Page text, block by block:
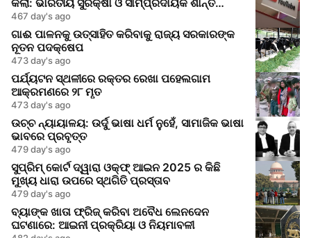
ଉପରେ ଭ୍ରମ ତଥ୍ୟ ପ୍ରଚାର
467 day's ago
ଗାଈ ପାଳନକୁ ଉତ୍ସାହିତ କରିବାକୁ ରାଜ୍ୟ ସରକାରଙ୍କ
ନୂତନ ପଦକ୍ଷେପ
473 day's ago
ପର୍ଯ୍ୟଟନ ସ୍ଥଳୀରେ ରକ୍ତର ରେଖା ପହେଲଗାମ
ଆକ୍ରମଣରେ ୨୮ ମୃତ
473 day's ago
ଉଚ୍ଚ ନ୍ୟାୟାଳୟ: ଉର୍ଦୁ ଭାଷା ଧର୍ମ ନୁହେଁ, ସାମାଜିକ ଭାଷା
ଭାବରେ ପ୍ରବୃତ୍ତ
479 day's ago
ସୁପ୍ରିମ୍ କୋର୍ଟ ଦ୍ୱାରା ଓକ୍‌ଫ୍ ଆଇନ 2025 ର କିଛି
ମୁଖ୍ୟ ଧାରା ଉପରେ ସ୍ଥଗିତି ପ୍ରସ୍ତାବ
479 day's ago
ବ୍ୟାଙ୍କ ଖାତା ଫ୍ରିଜ୍ କରିବା ଅବୈଧ ଲେନଦେନ
ଘଟଣାରେ: ଆଇନୀ ପ୍ରକ୍ରିୟା ଓ ନିୟମାବଳୀ